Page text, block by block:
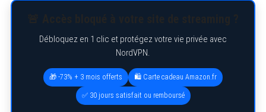
Débloquez en 1 clic et protégez votre vie privée avec
NordVPN.
🎁 -73% + 3 mois offerts 🛍️ Carte cadeau Amazon.fr
✅ 30 jours satisfait ou remboursé